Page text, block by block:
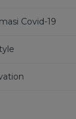
Covid-19